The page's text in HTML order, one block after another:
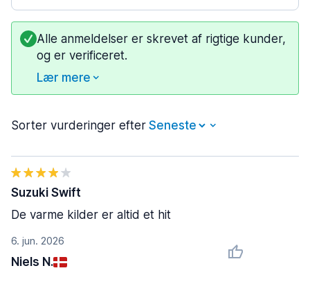
Alle anmeldelser er skrevet af rigtige kunder,
og er verificeret.
Lær mere
Sorter vurderinger efter
6. jun. 2026
Niels N.
Suzuki Swift
De varme kilder er altid et hit